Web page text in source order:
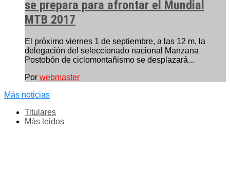
se prepara para afrontar el Mundial
MTB 2017
El próximo viernes 1 de septiembre, a las 12 m, la
delegación del seleccionado nacional Manzana
Postobón de ciclomontañismo se desplazará...
Por webmaster
Más noticias
Titulares
Más leidos